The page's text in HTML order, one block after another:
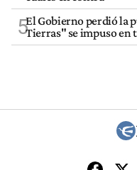
5El Gobierno perdió la
Tierras" se impuso en